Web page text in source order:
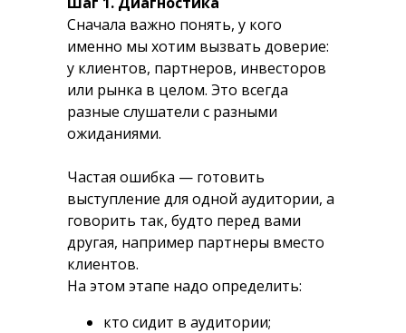
Сначала важно понять, у кого
именно мы хотим вызвать доверие:
у клиентов, партнеров, инвесторов
или рынка в целом. Это всегда
разные слушатели с разными
ожиданиями.
Частая ошибка — готовить
выступление для одной аудитории, а
говорить так, будто перед вами
другая, например партнеры вместо
клиентов.
На этом этапе надо определить:
кто сидит в аудитории;